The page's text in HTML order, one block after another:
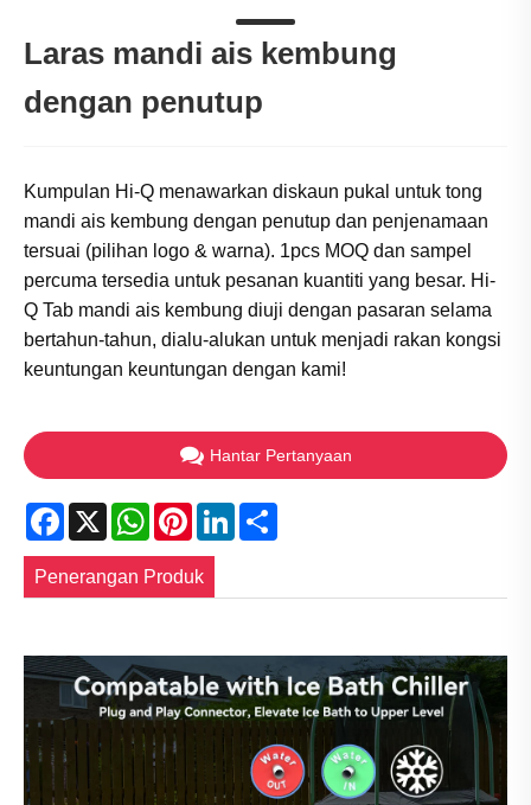
Laras mandi ais kembung
dengan penutup
Kumpulan Hi-Q menawarkan diskaun pukal untuk tong
mandi ais kembung dengan penutup dan penjenamaan
tersuai (pilihan logo & warna). 1pcs MOQ dan sampel
percuma tersedia untuk pesanan kuantiti yang besar. Hi-
Q Tab mandi ais kembung diuji dengan pasaran selama
bertahun-tahun, dialu-alukan untuk menjadi rakan kongsi
keuntungan keuntungan dengan kami!
Hantar Pertanyaan
Facebook
X WhatsApp
PinterestLinkedIn
Penerangan Produk